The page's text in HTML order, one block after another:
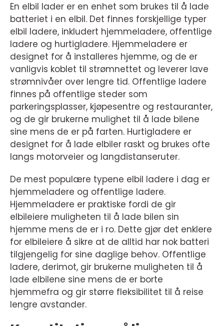
En elbil lader er en enhet som brukes til å lade
batteriet i en elbil. Det finnes forskjellige typer
elbil ladere, inkludert hjemmeladere, offentlige
ladere og hurtigladere. Hjemmeladere er
designet for å installeres hjemme, og de er
vanligvis koblet til strømnettet og leverer lave
strømnivåer over lengre tid. Offentlige ladere
finnes på offentlige steder som
parkeringsplasser, kjøpesentre og restauranter,
og de gir brukerne mulighet til å lade bilene
sine mens de er på farten. Hurtigladere er
designet for å lade elbiler raskt og brukes ofte
langs motorveier og langdistanseruter.
De mest populære typene elbil ladere i dag er
hjemmeladere og offentlige ladere.
Hjemmeladere er praktiske fordi de gir
elbileiere muligheten til å lade bilen sin
hjemme mens de er i ro. Dette gjør det enklere
for elbileiere å sikre at de alltid har nok batteri
tilgjengelig for sine daglige behov. Offentlige
ladere, derimot, gir brukerne muligheten til å
lade elbilene sine mens de er borte
hjemmefra og gir større fleksibilitet til å reise
lengre avstander.